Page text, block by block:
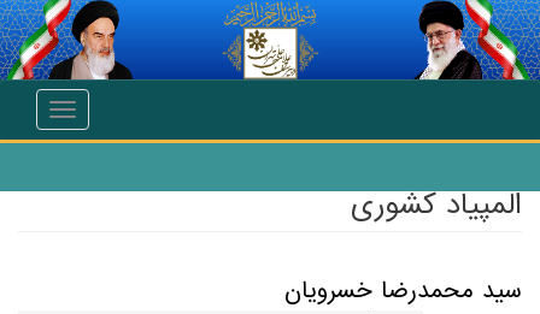
انتقال به محتوای اصلی
Toggle
المپیاد کشوری
سید محمدرضا خسرویان